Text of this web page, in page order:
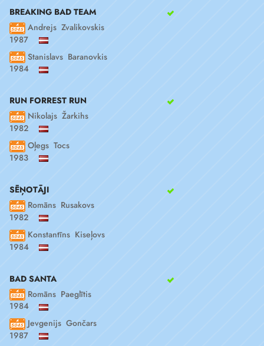
BREAKING BAD TEAM
Andrejs Zvalikovskis
1987
Stanislavs Baranovkis
1984
RUN FORREST RUN
Nikolajs Žarkihs
1982
Oļegs Tocs
1983
SĒŅOTĀJI
Romāns Rusakovs
1982
Konstantīns Kiseļovs
1984
BAD SANTA
Romāns Paeglītis
1984
Jevgenijs Gončars
1987